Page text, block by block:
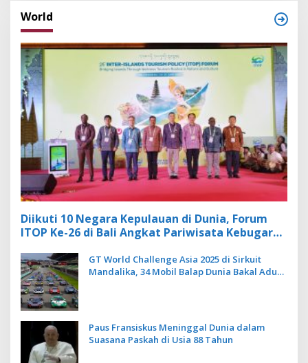
World
Diikuti 10 Negara Kepulauan di Dunia, Forum
ITOP Ke-26 di Bali Angkat Pariwisata Kebugaran
GT World Challenge Asia 2025 di Sirkuit
Mandalika, 34 Mobil Balap Dunia Bakal Adu
Paus Fransiskus Meninggal Dunia dalam
Suasana Paskah di Usia 88 Tahun